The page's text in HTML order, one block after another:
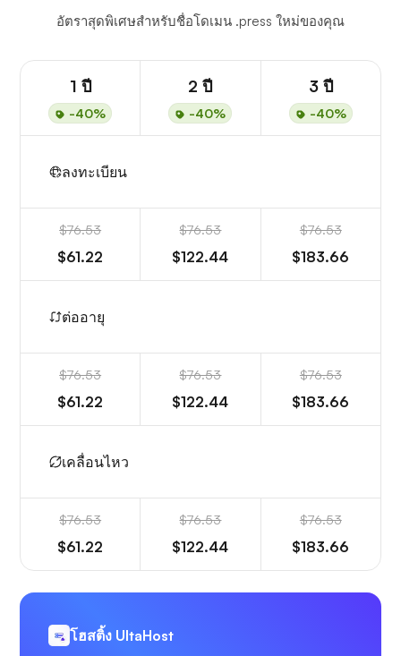
อัตราสุดพิเศษสำหรับชื่อโดเมน .press ใหม่ของคุณ
1 ปี
-40%
2 ปี
-40%
3 ปี
-40%
ลงทะเบียน
$76.53
$61.22
$76.53
$122.44
$76.53
$183.66
ต่ออายุ
$76.53
$61.22
$76.53
$122.44
$76.53
$183.66
เคลื่อนไหว
$76.53
$61.22
$76.53
$122.44
$76.53
$183.66
โฮสติ้ง UltaHost